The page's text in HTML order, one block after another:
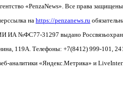
«PenzaNews». Все права
на https://penzanews.ru
ИА №ФС77-31297 выдано
119А. Телефоны: +7(8412) 999-101,
аналитики «Яндекс.Метрика» и